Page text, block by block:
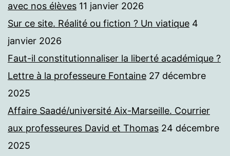
avec nos élèves 11 janvier 2026
Sur ce site. Réalité ou fiction ? Un viatique 4
janvier 2026
Faut-il constitutionnaliser la liberté académique ?
Lettre à la professeure Fontaine 27 décembre
2025
Affaire Saadé/université Aix-Marseille. Courrier
aux professeures David et Thomas 24 décembre
2025